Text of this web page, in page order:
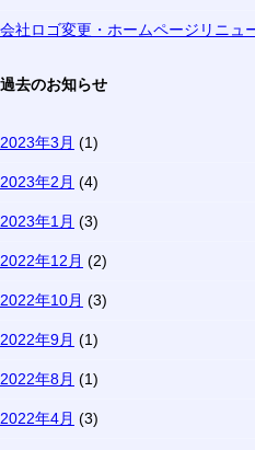
会社ロゴ変更・ホームページリニュ
過去のお知らせ
2023年3月 (1)
2023年2月 (4)
2023年1月 (3)
2022年12月 (2)
2022年10月 (3)
2022年9月 (1)
2022年8月 (1)
2022年4月 (3)